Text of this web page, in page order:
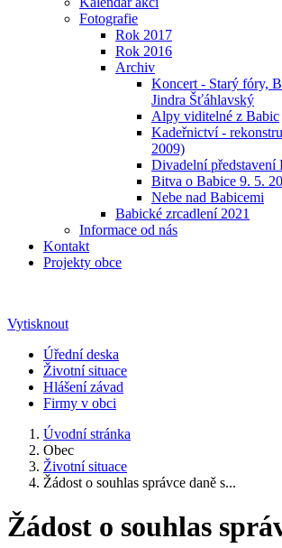
Fotografie
Rok 2017
Rok 2016
Archiv
Koncert - Starý fóry,
Jindra Šťáhlavský
Alpy viditelné z Babic
Kadeřnictví -
2009)
Divadelní představení
Bitva o Babice 9. 5.
Nebe nad Babicemi
Babické zrcadlení 2021
Informace od nás
Kontakt
Projekty obce
Vytisknout
Úřední deska
Životní situace
Hlášení závad
Firmy v obci
Úvodní stránka
Obec
Životní situace
Žádost o souhlas správce daně s...
Žádost o souhlas